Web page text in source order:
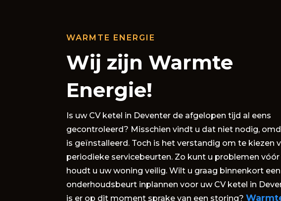
WARMTE ENERGIE
Wij zijn Warmte
Energie!
Is uw CV ketel in Deventer de afgelopen tijd al eens
gecontroleerd? Misschien vindt u dat niet nodig,
is geïnstalleerd. Toch is het verstandig om te kiezen
periodieke servicebeurten. Zo kunt u problemen vóór
houdt u uw woning veilig. Wilt u graag binnenkort een
onderhoudsbeurt inplannen voor uw CV ketel in
is er op dit moment sprake van een storing?